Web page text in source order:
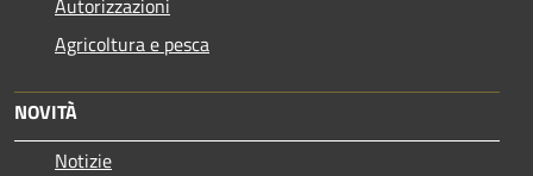
Autorizzazioni
Agricoltura e pesca
NOVITÀ
Notizie